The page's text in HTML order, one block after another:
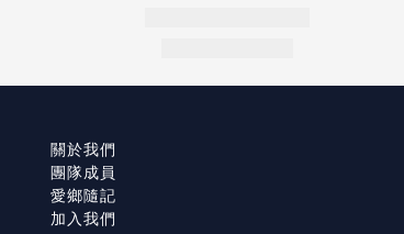
關於我們
團隊成員
愛鄉隨記
加入我們